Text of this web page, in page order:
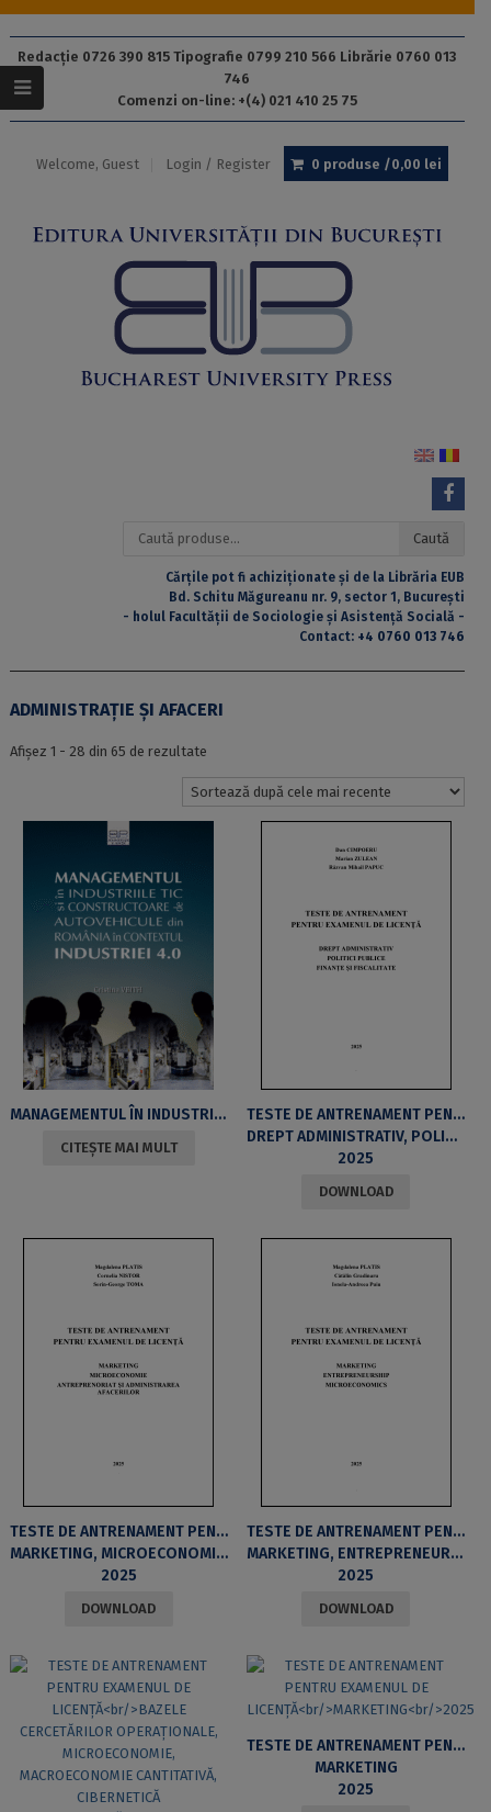
Redacție 0726 390 815 Tipografie 0799 210 566 Librărie 0760 013
746
Comenzi on-line: +(4) 021 410 25 75
Welcome, Guest Login / Register 0 produse /0,00 lei
Caută
Caută
Cărțile pot fi achiziționate și de la Librăria EUB
Bd. Schitu Măgureanu nr. 9, sector 1, București
- holul Facultății de Sociologie și Asistență Socială -
Contact: +4 0760 013 746
ADMINISTRAȚIE ȘI AFACERI
Afișez 1 - 28 din 65 de rezultateSortat
cele
MANAGEMENTUL ÎN INDUSTRIILE TIC ȘI CONSTRUCTOARE DE AUTOVEHICULE DIN ROMÂNIA ÎN CONTEXTUL INDUSTRIEI 4.0
CITEȘTE MAI MULT
TESTE DE ANTRENAMENT PENTRU EXAMENUL DE LICENȚĂ
DREPT ADMINISTRATIV, POLITICI PUBLICE, FINANȚE ȘI FISCALITATE
2025
DOWNLOAD
TESTE DE ANTRENAMENT PENTRU EXAMENUL DE LICENȚĂ
MARKETING, MICROECONOMIE, ANTREPRENORIAT ȘI ADMINISTRAREA AFACERILOR
2025
DOWNLOAD
TESTE DE ANTRENAMENT PENTRU EXAMENUL DE LICENȚĂ
MARKETING, ENTREPRENEURSHIP, MICROECONOMICS
2025
DOWNLOAD
TESTE DE ANTRENAMENT PENTRU EXAMENUL DE LICENȚĂ
MARKETING
2025